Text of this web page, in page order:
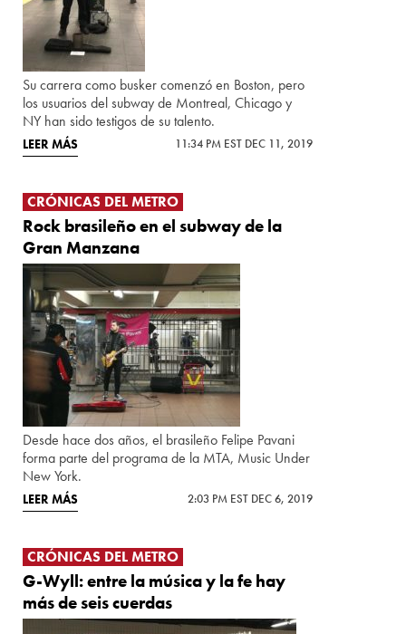
Su carrera como busker comenzó en Boston, pero
los usuarios del subway de Montreal, Chicago y
NY han sido testigos de su talento.
LEER MÁS 11:34 PM EST DEC 11, 2019
CRÓNICAS DEL METRO
Rock brasileño en el subway de la
Gran Manzana
Desde hace dos años, el brasileño Felipe Pavani
forma parte del programa de la MTA, Music Under
New York.
LEER MÁS 2:03 PM EST DEC 6, 2019
CRÓNICAS DEL METRO
G-Wyll: entre la música y la fe hay
más de seis cuerdas